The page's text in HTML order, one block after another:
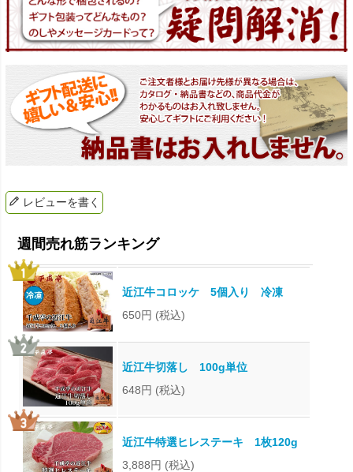
レビューを書く
近江牛コロッケ 5個入り 冷凍
650円 (税込)
近江牛切落し 100g単位
648円 (税込)
近江牛特選ヒレステーキ 1枚120g
3,888円 (税込)